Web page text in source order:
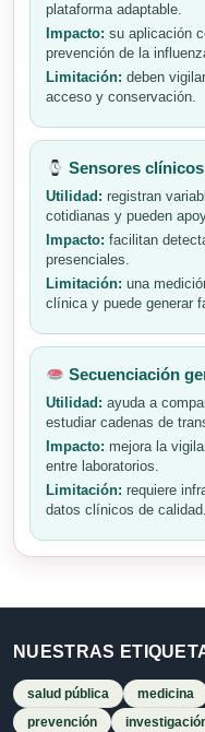
plataforma adaptable.
Impacto: su aplicación
prevención de la
Limitación: deben
acceso y conservación.
Sensores
Utilidad: registran
cotidianas y pueden
Impacto: facilitan
presenciales.
Limitación: una
clínica y puede generar
Secuenciación
Utilidad: ayuda a
estudiar cadenas de
Impacto: mejora la
entre laboratorios.
Limitación: requiere
datos clínicos de calidad.
NUESTRAS
salud pública medicina
prevención